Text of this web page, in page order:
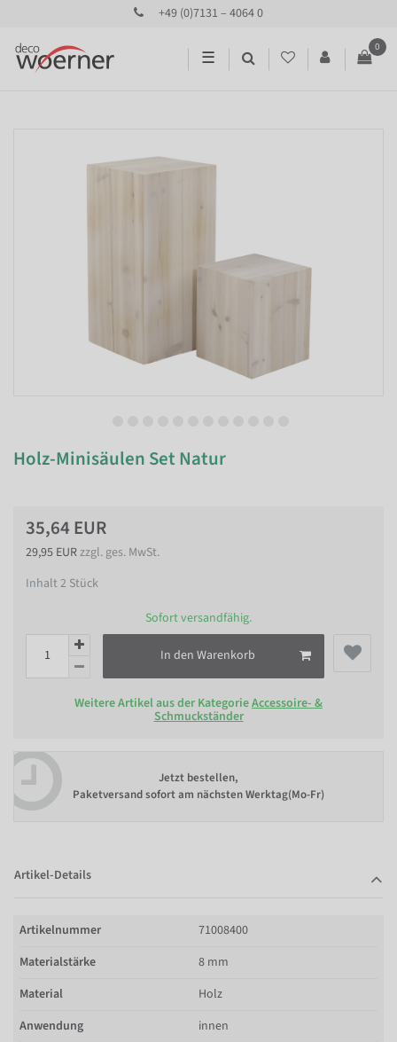
+49 (0)7131 – 4064 0
☰
0
Holz-Minisäulen Set Natur
35,64 EUR
29,95 EURzzgl. ges. MwSt.
Inhalt2 Stück
Sofort versandfähig.
In den Warenkorb
Weitere Artikel aus der KategorieAccessoire- &
Schmuckständer
Jetzt bestellen,
Paketversand sofort am nächsten Werktag(Mo-Fr)
Artikel-Details
Artikelnummer
71008400
Materialstärke
8 mm
Material
Holz
Anwendung
innen